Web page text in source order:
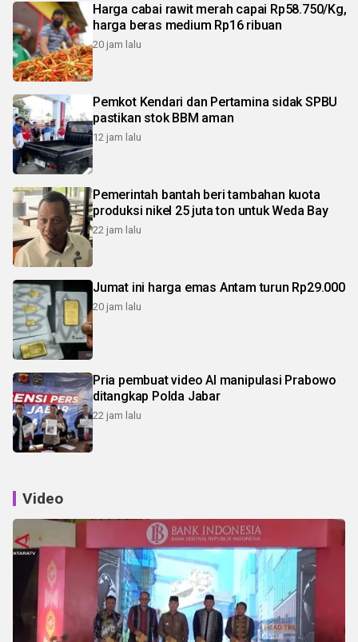
Harga cabai rawit merah capai Rp58.750/Kg,
harga beras medium Rp16 ribuan
20 jam lalu
Pemkot Kendari dan Pertamina sidak SPBU
pastikan stok BBM aman
12 jam lalu
Pemerintah bantah beri tambahan kuota
produksi nikel 25 juta ton untuk Weda Bay
22 jam lalu
Jumat ini harga emas Antam turun Rp29.000
20 jam lalu
Pria pembuat video AI manipulasi Prabowo
ditangkap Polda Jabar
22 jam lalu
Video